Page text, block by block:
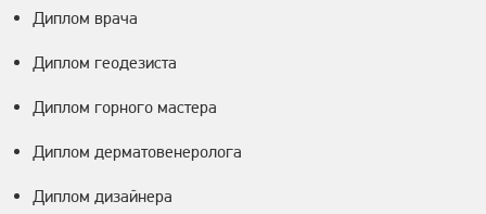
Диплом врача
Диплом геодезиста
Диплом горного мастера
Диплом дерматовенеролога
Диплом дизайнера